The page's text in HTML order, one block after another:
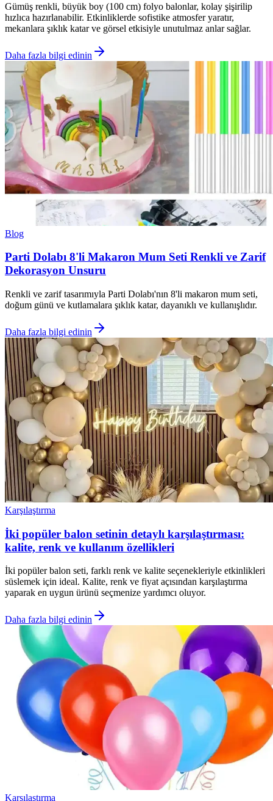
Gümüş renkli, büyük boy (100 cm) folyo balonlar, kolay şişirilip
hızlıca hazırlanabilir. Etkinliklerde sofistike atmosfer yaratır,
mekanlara şıklık katar ve görsel etkisiyle unutulmaz anlar sağlar.
Daha fazla bilgi edinin
Blog
Parti Dolabı 8'li Makaron Mum Seti Renkli ve Zarif
Dekorasyon Unsuru
Renkli ve zarif tasarımıyla Parti Dolabı'nın 8'li makaron mum seti,
doğum günü ve kutlamalara şıklık katar, dayanıklı ve kullanışlıdır.
Daha fazla bilgi edinin
Karşılaştırma
İki popüler balon setinin detaylı karşılaştırması:
kalite, renk ve kullanım özellikleri
İki popüler balon seti, farklı renk ve kalite seçenekleriyle etkinlikleri
süslemek için ideal. Kalite, renk ve fiyat açısından karşılaştırma
yaparak en uygun ürünü seçmenize yardımcı oluyor.
Daha fazla bilgi edinin
Karşılaştırma